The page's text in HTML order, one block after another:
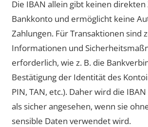
Die IBAN allein gibt keinen
Bankkonto und ermöglicht keine
Zahlungen. Für Transaktionen sind
Informationen und
erforderlich, wie z. B. die
Bestätigung der Identität des
PIN, TAN, etc.). Daher wird die
als sicher angesehen, wenn sie
sensible Daten verwendet wird.